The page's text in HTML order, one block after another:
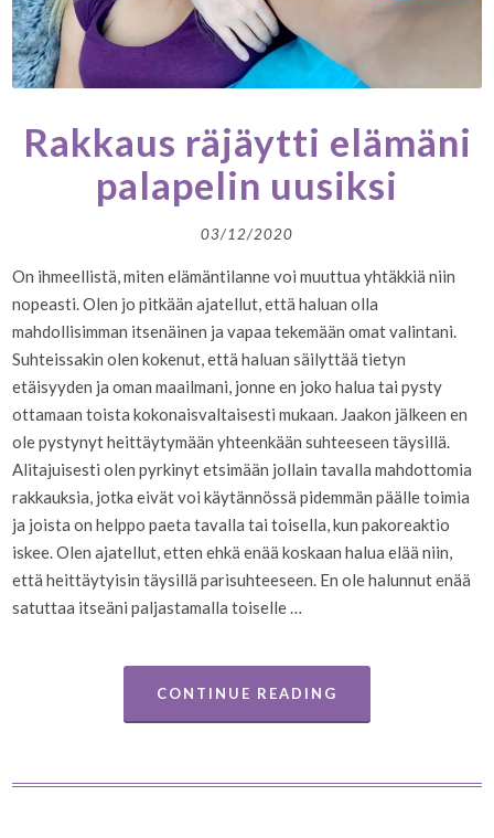
Rakkaus räjäytti elämäni
palapelin uusiksi
03/12/2020
On ihmeellistä, miten elämäntilanne voi muuttua yhtäkkiä niin
nopeasti. Olen jo pitkään ajatellut, että haluan olla
mahdollisimman itsenäinen ja vapaa tekemään omat valintani.
Suhteissakin olen kokenut, että haluan säilyttää tietyn
etäisyyden ja oman maailmani, jonne en joko halua tai pysty
ottamaan toista kokonaisvaltaisesti mukaan. Jaakon jälkeen en
ole pystynyt heittäytymään yhteenkään suhteeseen täysillä.
Alitajuisesti olen pyrkinyt etsimään jollain tavalla mahdottomia
rakkauksia, jotka eivät voi käytännössä pidemmän päälle toimia
ja joista on helppo paeta tavalla tai toisella, kun pakoreaktio
iskee. Olen ajatellut, etten ehkä enää koskaan halua elää niin,
että heittäytyisin täysillä parisuhteeseen. En ole halunnut enää
satuttaa itseäni paljastamalla toiselle …
CONTINUE READING